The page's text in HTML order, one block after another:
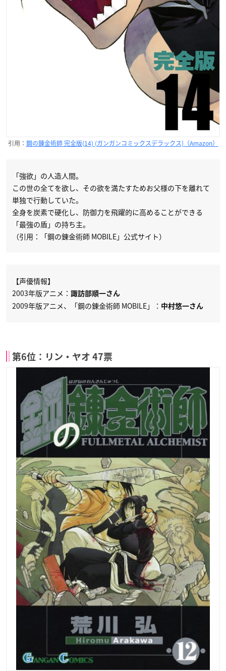
引用： 鋼の錬金術師 完全版(14) (ガンガンコミックスデラックス)（Amazon）
「強欲」の人造人間。
この世の全てを欲し、その欲を満たすためお父様の下を離れて
単独で行動していた。
全身を炭素で硬化し、防御力を飛躍的に高めることができる
「最強の盾」の持ち主。
（引用：「鋼の錬金術師 MOBILE」公式サイト）
【声優情報】
2003年版アニメ： 諏訪部順一さん
2009年版アニメ、「鋼の錬金術師 MOBILE」： 中村悠一さん
第6位：リン・ヤオ 47票